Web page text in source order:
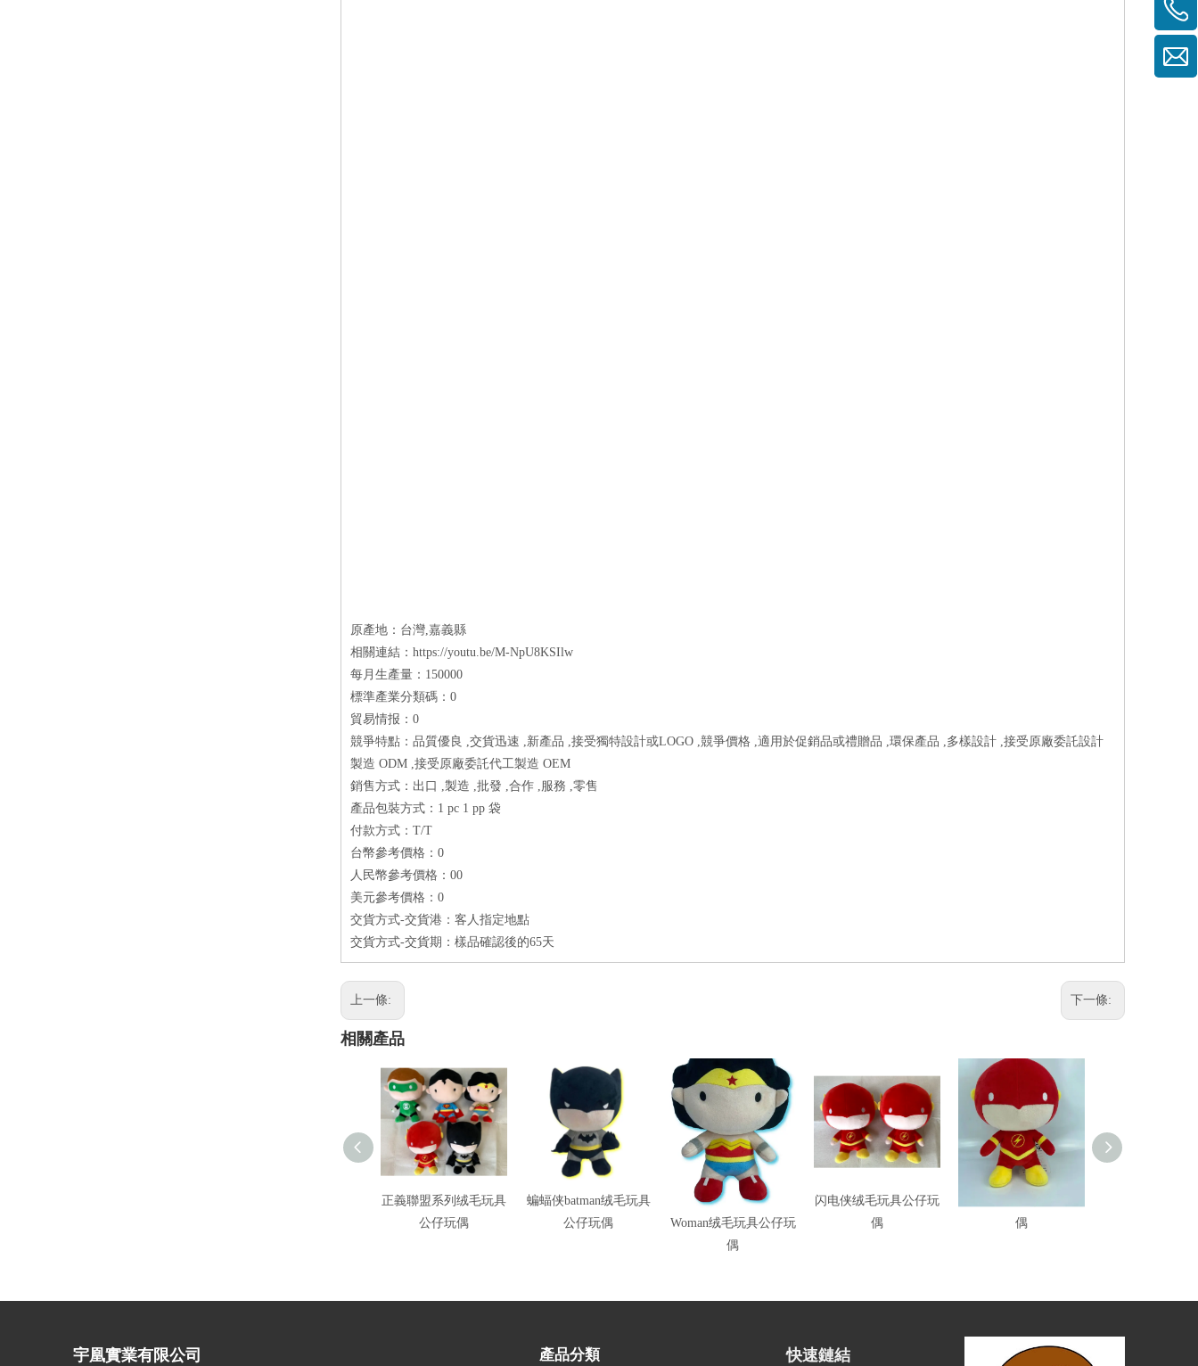
原產地：台灣,嘉義縣
相關連結：https://youtu.be/M-NpU8KSIlw
每月生產量：150000
標準產業分類碼：0
貿易情报：0
競爭特點：品質優良 ,交貨迅速 ,新產品 ,接受獨特設計或LOGO ,競爭價格 ,適用於促銷品或禮贈品 ,環保產品 ,多樣設計 ,接受原廠委託設計
製造 ODM ,接受原廠委託代工製造 OEM
銷售方式：出口 ,製造 ,批發 ,合作 ,服務 ,零售
產品包裝方式：1 pc 1 pp 袋
付款方式：T/T
台幣參考價格：0
人民幣參考價格：00
美元參考價格：0
交貨方式-交貨港：客人指定地點
交貨方式-交貨期：樣品確認後的65天
上一條: 下一條:
相關產品
正義聯盟系列绒毛玩具
公仔玩偶
蝙蝠侠batman绒毛玩具
公仔玩偶
神奇女侠Wonder
Woman绒毛玩具公仔玩
偶
闪电侠绒毛玩具公仔玩
偶
偶
宇凰實業有限公司 產品分類 快速鏈結